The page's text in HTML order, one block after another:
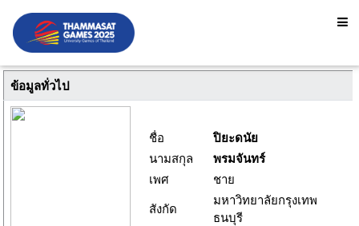
ข้อมูลทั่วไป
ชื่อ
ปิยะดนัย
นามสกุล
พรมจันทร์
เพศ
ชาย
สังกัด
มหาวิทยาลัยกรุงเทพ
ธนบุรี